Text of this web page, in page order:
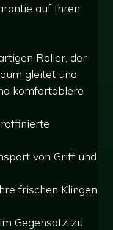
auf Ihren
Roller, der
gleitet und
komfortablere
von Griff und
frischen Klingen
Gegensatz zu